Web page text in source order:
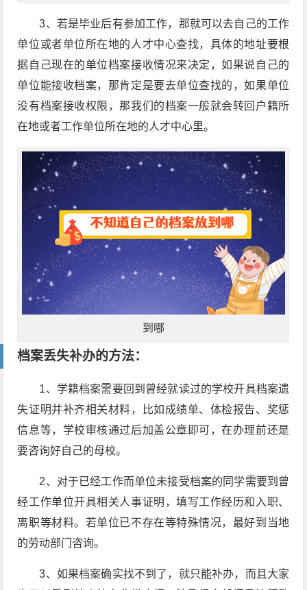
3、若是毕业后有参加工作，那就可以去自己的工作
单位或者单位所在地的人才中心查找，具体的地址要根
据自己现在的单位档案接收情况来决定，如果说自己的
单位能接收档案，那肯定是要去单位查找的，如果单位
没有档案接收权限，那我们的档案一般就会转回户籍所
在地或者工作单位所在地的人才中心里。
到哪
档案丢失补办的方法：
1、学籍档案需要回到曾经就读过的学校开具档案遗
失证明并补齐相关材料，比如成绩单、体检报告、奖惩
信息等，学校审核通过后加盖公章即可，在办理前还是
要咨询好自己的母校。
2、对于已经工作而单位未接受档案的同学需要到曾
经工作单位开具相关人事证明，填写工作经历和入职、
离职等材料。若单位已不存在等特殊情况，最好到当地
的劳动部门咨询。
3、如果档案确实找不到了，就只能补办，而且大家